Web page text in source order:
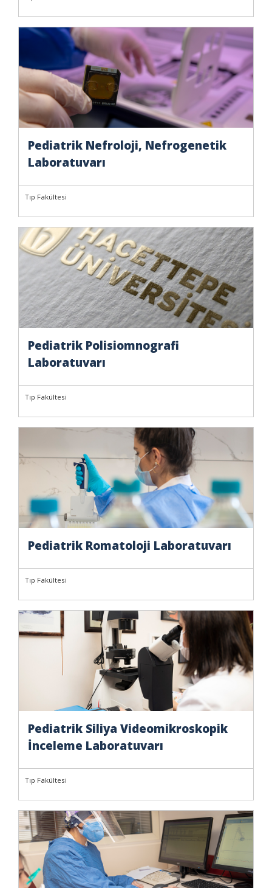
Pediatrik Nefroloji, Nefrogenetik
Laboratuvarı
Tıp Fakültesi
Pediatrik Polisiomnografi
Laboratuvarı
Tıp Fakültesi
Pediatrik Romatoloji Laboratuvarı
Tıp Fakültesi
Pediatrik Siliya Videomikroskopik
İnceleme Laboratuvarı
Tıp Fakültesi